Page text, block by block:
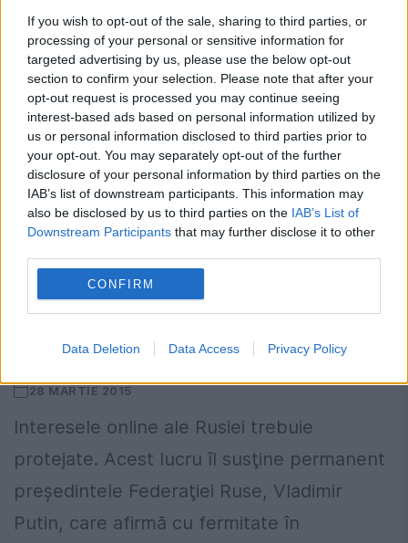
If you wish to opt-out of the sale, sharing to third parties, or
processing of your personal or sensitive information for
targeted advertising by us, please use the below opt-out
section to confirm your selection. Please note that after your
opt-out request is processed you may continue seeing
interest-based ads based on personal information utilized by
us or personal information disclosed to third parties prior to
your opt-out. You may separately opt-out of the further
disclosure of your personal information by third parties on the
IAB’s list of downstream participants. This information may
also be disclosed by us to third parties on the IAB’s List of
Downstream Participants that may further disclose it to other
CONFIRM
Data Deletion Data Access Privacy Policy
Google. Anmol Tukrel, un indian în vârstă
de 16 ani, explică...
Este Internetul un proiect al CIA?
28 MARTIE 2015
Interesele online ale Rusiei trebuie
protejate. Acest lucru îl susţine permanent
preşedintele Federaţiei Ruse, Vladimir
Putin, care afirmă cu fermitate în